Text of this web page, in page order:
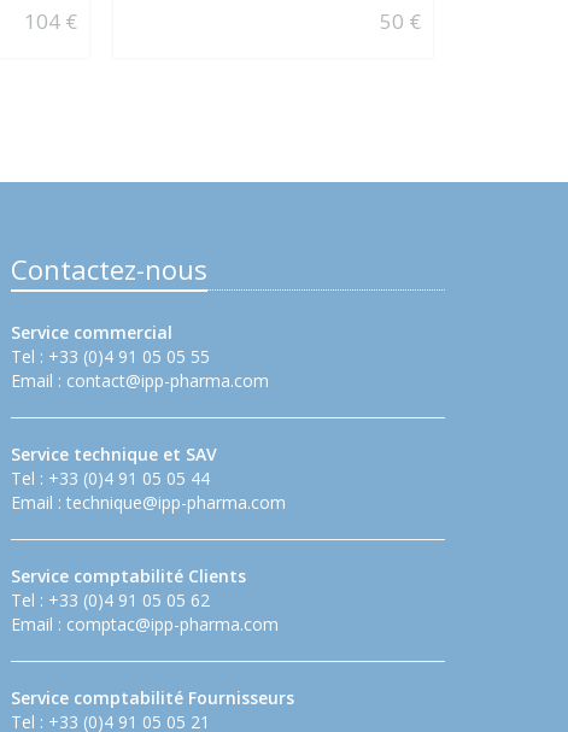
104 €
50 €
Contactez-nous
Service commercial
Tel : +33 (0)4 91 05 05 55
Email : contact@ipp-pharma.com
Service technique et SAV
Tel : +33 (0)4 91 05 05 44
Email : technique@ipp-pharma.com
Service comptabilité Clients
Tel : +33 (0)4 91 05 05 62
Email : comptac@ipp-pharma.com
Service comptabilité Fournisseurs
Tel : +33 (0)4 91 05 05 21